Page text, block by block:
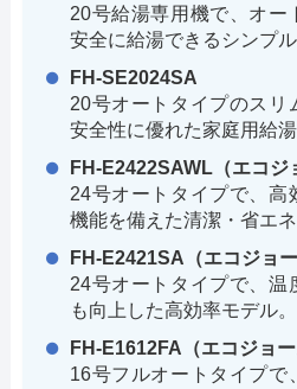
20号給湯専用機で、オー
安全に給湯できるシンプル
FH-SE2024SA
20号オートタイプのスリ
安全性に優れた家庭用給湯
FH-E2422SAWL（エコジ
24号オートタイプで、高
機能を備えた清潔・省エネ
FH-E2421SA（エコジョー
24号オートタイプで、温
も向上した高効率モデル。
FH-E1612FA（エコジョー
16号フルオートタイプで